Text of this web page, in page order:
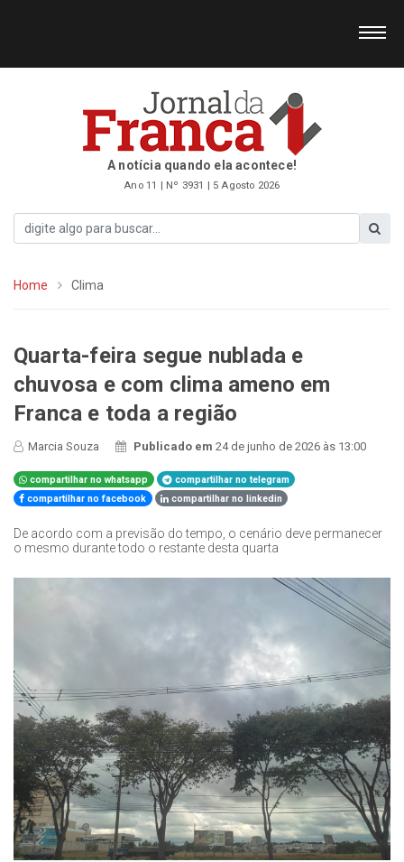
A notícia quando ela acontece!
Ano 11 | Nº 3931 | 5 Agosto 2026
Home Clima
Quarta-feira segue nublada e
chuvosa e com clima ameno em
Franca e toda a região
Marcia Souza Publicado em24 de junho de 2026 às 13:00
compartilhar no whatsapp
compartilhar no telegram
compartilhar no facebook
compartilhar no linkedin
De acordo com a previsão do tempo, o cenário deve permanecer
o mesmo durante todo o restante desta quarta